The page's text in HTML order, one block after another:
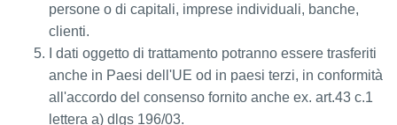
persone o di capitali, imprese individuali, banche,
clienti.
I dati oggetto di trattamento potranno essere trasferiti
anche in Paesi dell'UE od in paesi terzi, in conformità
all'accordo del consenso fornito anche ex. art.43 c.1
lettera a) dlgs 196/03.